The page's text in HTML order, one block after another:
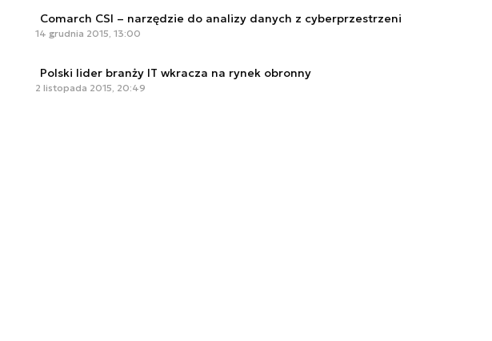
Comarch CSI – narzędzie do analizy danych z cyberprzestrzeni
14 grudnia 2015, 13:00
Polski lider branży IT wkracza na rynek obronny
2 listopada 2015, 20:49